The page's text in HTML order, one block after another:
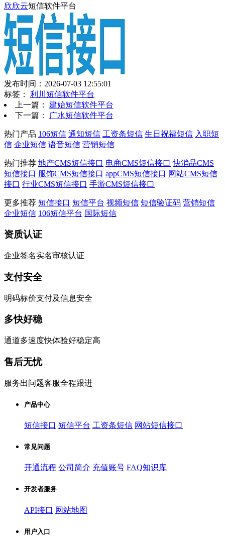
欣欣云短信软件平台
发布时间：2026-07-03 12:55:01
标签： 利川短信软件平台
上一篇： 建始短信软件平台
下一篇：
广水短信软件平台
热门产品 106短信 通知短信 工资条短信 生日祝福短信 入职短
信 企业短信 语音短信 营销短信
热门推荐 地产CMS短信接口 电商CMS短信接口 快消品CMS
短信接口 服饰CMS短信接口 appCMS短信接口 网站CMS短信
接口 行业CMS短信接口 手游CMS短信接口
更多推荐 短信接口 短信平台 视频短信 短信验证码 营销短信
企业短信 106短信平台 国际短信
资质认证
企业签名实名审核认证
支付安全
明码标价支付及信息安全
多快好稳
通道多速度快体验好稳定高
售后无忧
服务出问题客服全程跟进
产品中心
短信接口 短信平台 工资条短信 网站短信接口
常见问题
开通流程 公司简介 充值账号 FAQ知识库
开发者服务
API接口 网站地图
用户入口